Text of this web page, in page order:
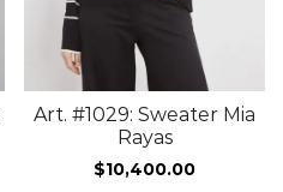
Art. #1029: Sweater Mia
Rayas
$10,400.00